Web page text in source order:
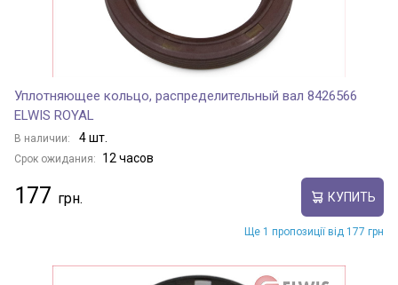
Уплотняющее кольцо, распределительный вал 8426566
ELWIS ROYAL
В наличии: 4 шт.
Срок ожидания: 12 часов
177 КУПИТЬ
Ще 1 пропозиції від 177 грн